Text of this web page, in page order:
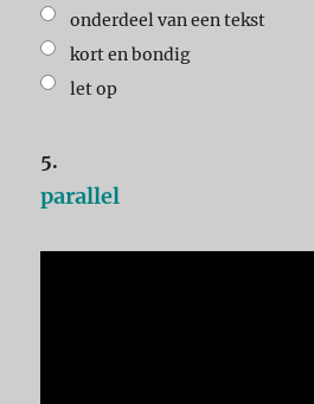
onderdeel van een tekst
kort en bondig
let op
5.
parallel